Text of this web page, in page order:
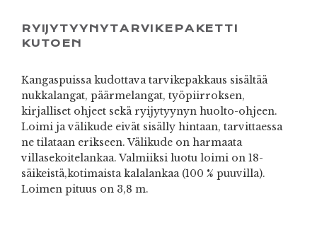
RYIJYTYYNYTARVIKEPAKETTI
KUTOEN
Kangaspuissa kudottava tarvikepakkaus sisältää
nukkalangat, päärmelangat, työpiirroksen,
kirjalliset ohjeet sekä ryijytyynyn huolto-ohjeen.
Loimi ja välikude eivät sisälly hintaan, tarvittaessa
ne tilataan erikseen. Välikude on harmaata
villasekoitelankaa. Valmiiksi luotu loimi on 18-
säikeistä,kotimaista kalalankaa (100 % puuvilla).
Loimen pituus on 3,8 m.